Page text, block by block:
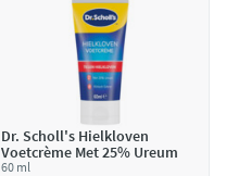
Dr. Scholl's Hielkloven
Voetcrème Met 25% Ureum
60 ml